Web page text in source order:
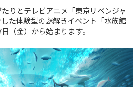
りとテレビアニメ「東京リベンジャ
た体験型の謎解きイベント「水族館
（金）から始まります。